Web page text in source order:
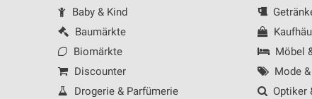
Baby & Kind
Baumärkte
Biomärkte
Discounter
Drogerie & Parfümerie
Möbel
Mode
Optiker
Analyse von Zielgruppen durch Statistiken oder Kombinationen
Entwicklung und Verbesserung der Angebote
Verwendung reduzierter Daten zur Auswahl von Inhalten